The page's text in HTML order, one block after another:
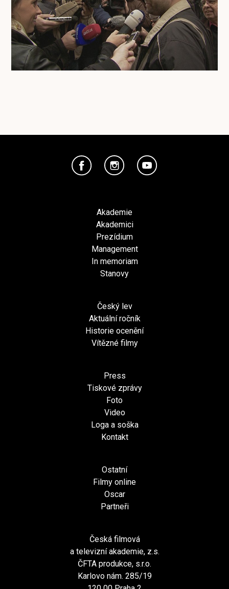
Akademie
Akademici
Prezídium
Management
In memoriam
Stanovy
Český lev
Aktuální ročník
Historie ocenění
Vítězné filmy
Press
Tiskové zprávy
Foto
Video
Loga a soška
Kontakt
Ostatní
Filmy online
Oscar
Partneři
Česká filmová
a televizní akademie, z.s.
ČFTA produkce, s.r.o.
Karlovo nám. 285/19